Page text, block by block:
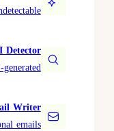
Detector
Writer
emails